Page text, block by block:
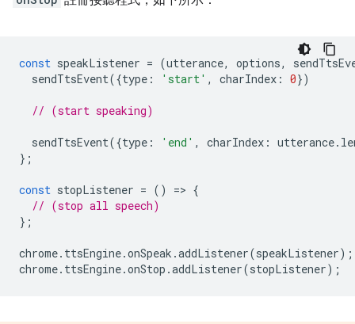
const speakListener = (utterance, options,
sendTtsEvent({type : 'start' , charIndex : 0})
// (start speaking)
sendTtsEvent({type : 'end' , charIndex : utterance.
};
const stopListener = () => {
// (stop all speech)
};
chrome. ttsEngine.onSpeak .addListener(speakListener);
chrome. ttsEngine.onStop .addListener(stopListener);